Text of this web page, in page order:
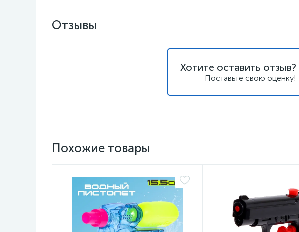
Отзывы
Хотите оставить отзыв?
Поставьте свою оценку!
Похожие товары